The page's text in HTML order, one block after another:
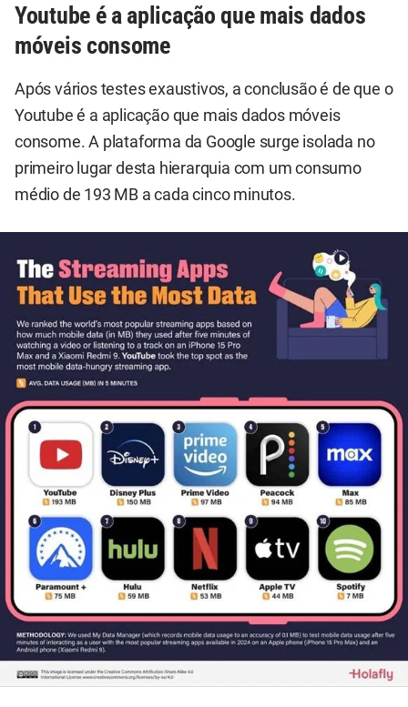
Youtube é a aplicação que mais dados
móveis consome
Após vários testes exaustivos, a conclusão é de que o
Youtube é a aplicação que mais dados móveis
consome. A plataforma da Google surge isolada no
primeiro lugar desta hierarquia com um consumo
médio de 193 MB a cada cinco minutos.